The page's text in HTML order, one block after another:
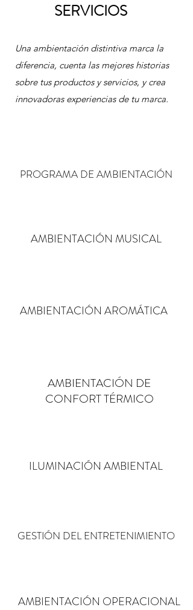
SERVICIOS
Una ambientación distintiva marca la
diferencia, cuenta las mejores historias
sobre tus productos y servicios, y crea
innovadoras experiencias de tu marca.
PROGRAMA DE AMBIENTACIÓN
AMBIENTACIÓN MUSICAL
AMBIENTACIÓN AROMÁTICA
AMBIENTACIÓN DE
CONFORT TÉRMICO
ILUMINACIÓN AMBIENTAL
GESTIÓN DEL ENTRETENIMIENTO
AMBIENTACIÓN OPERACIONAL